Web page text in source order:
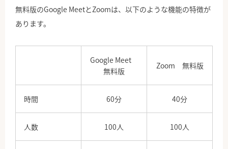
無料版のGoogle MeetとZoomは、以下のような機能の特徴が
あります。
Google Meet
無料版
Zoom 無料版
時間 60分 40分
人数 100人 100人